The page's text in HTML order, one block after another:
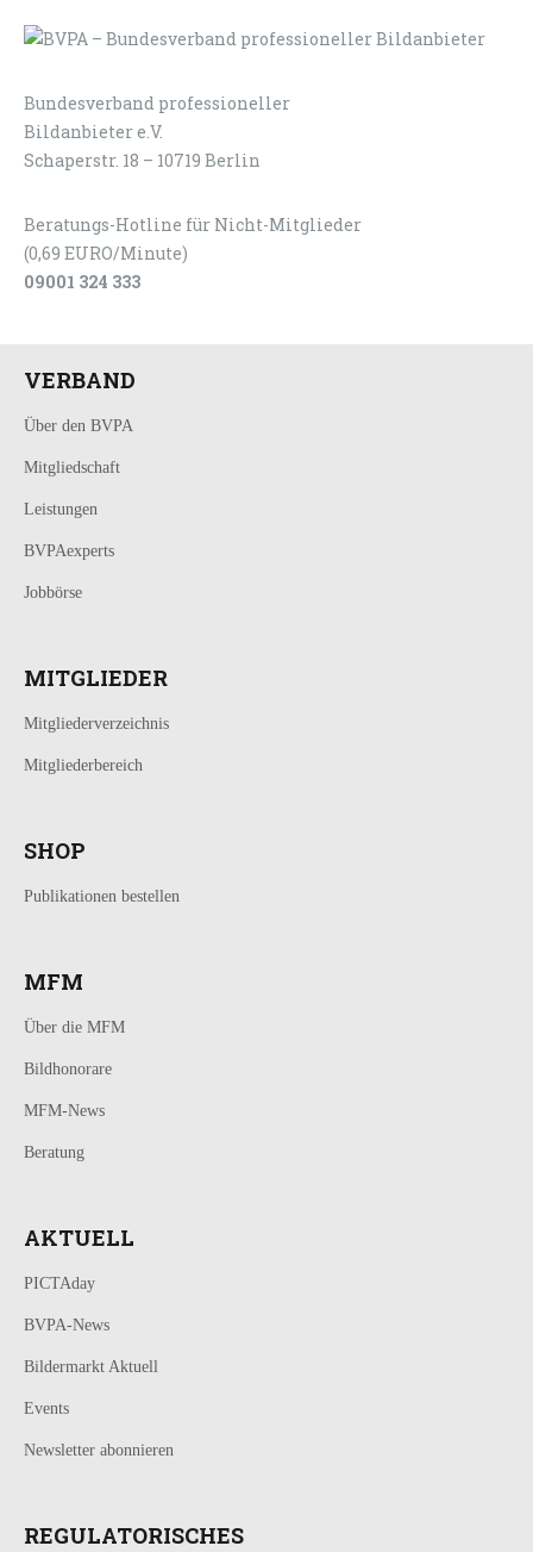
Bundesverband professioneller
Bildanbieter e.V.
Schaperstr. 18 – 10719 Berlin
Beratungs-Hotline für Nicht-Mitglieder
(0,69 EURO/Minute)
09001 324 333
VERBAND
Über den BVPA
Mitgliedschaft
Leistungen
BVPAexperts
Jobbörse
MITGLIEDER
Mitgliederverzeichnis
Mitgliederbereich
SHOP
Publikationen bestellen
MFM
Über die MFM
Bildhonorare
MFM-News
Beratung
AKTUELL
PICTAday
BVPA-News
Bildermarkt Aktuell
Events
Newsletter abonnieren
REGULATORISCHES